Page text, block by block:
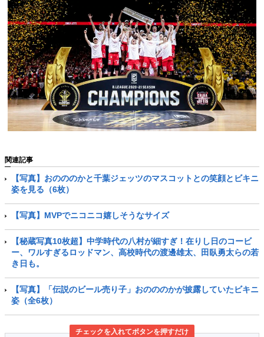
関連記事
【写真】おのののかと千葉ジェッツのマスコットとの笑顔とビキニ
姿を見る（6枚）
【写真】MVPでニコニコ嬉しそうなサイズ
【秘蔵写真10枚超】中学時代の八村が細すぎ！在りし日のコービ
ー、ワルすぎるロッドマン、高校時代の渡邊雄太、田臥勇太らの若
き日も。
【写真】「伝説のビール売り子」おのののかが披露していたビキニ
姿（全6枚）
チェックを入れてボタンを押すだけ